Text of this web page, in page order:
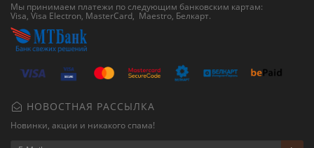
Мы принимаем платежи по следующим банковским картам:
Visa, Visa Electron, MasterCard, Maestro, Белкарт.
НОВОСТНАЯ РАССЫЛКА
Новинки, акции и никакого спама!